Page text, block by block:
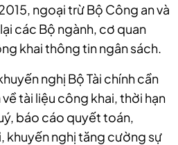
ngoại trừ Bộ Công an và
các Bộ ngành, cơ quan
khai thông tin ngân sách.
nghị Bộ Tài chính cần
tài liệu công khai, thời hạn
báo cáo quyết toán,
khuyến nghị tăng cường sự